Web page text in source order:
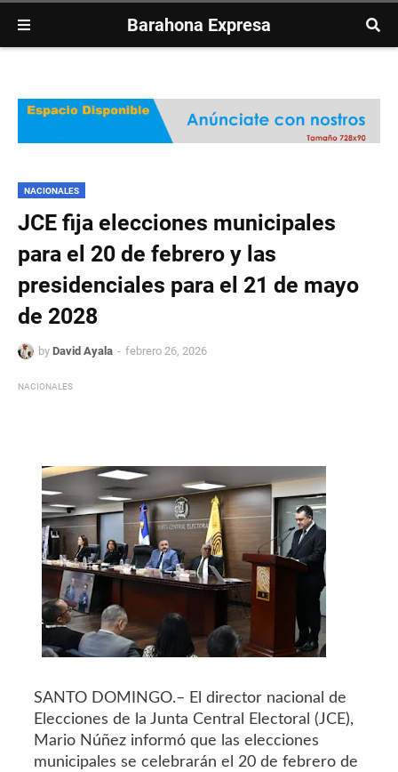
Barahona Expresa
NACIONALES
JCE fija elecciones municipales
para el 20 de febrero y las
presidenciales para el 21 de mayo
de 2028
by David Ayala febrero 26, 2026
NACIONALES
SANTO DOMINGO.– El director nacional de
Elecciones de la Junta Central Electoral (JCE),
Mario Núñez informó que las elecciones
municipales se celebrarán el 20 de febrero de